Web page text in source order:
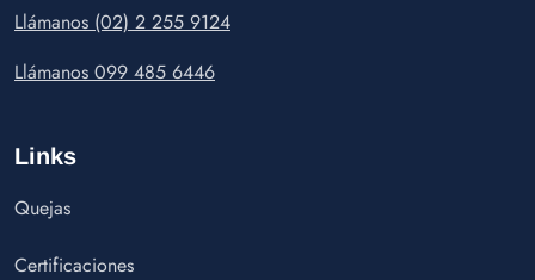
Llámanos (02) 2 255 9124
Llámanos 099 485 6446
Links
Quejas
Certificaciones